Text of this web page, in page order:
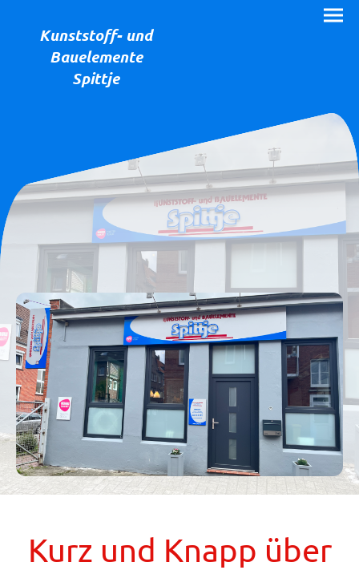
Kunststoff- und
Bauelemente
Spittje
Kurz und Knapp über